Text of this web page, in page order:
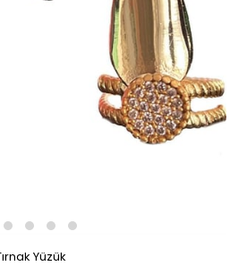
Yüzük